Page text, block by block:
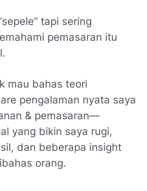
tapi sering
pemasaran itu
mau bahas teori
pengalaman nyata saya
& pemasaran—
yang bikin saya rugi,
dan beberapa insight
orang.